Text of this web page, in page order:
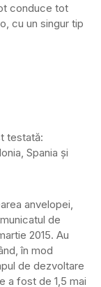
conduce tot
cu un singur tip
testată:
Spania și
anvelopei,
de
2015. Au
în mod
de dezvoltare
a fost de 1,5 mai